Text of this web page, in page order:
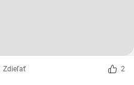
Zdieľať 2